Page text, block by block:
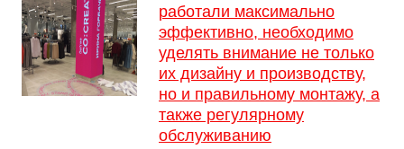
работали максимально
эффективно, необходимо
уделять внимание не только
их дизайну и производству,
но и правильному монтажу, а
также регулярному
обслуживанию